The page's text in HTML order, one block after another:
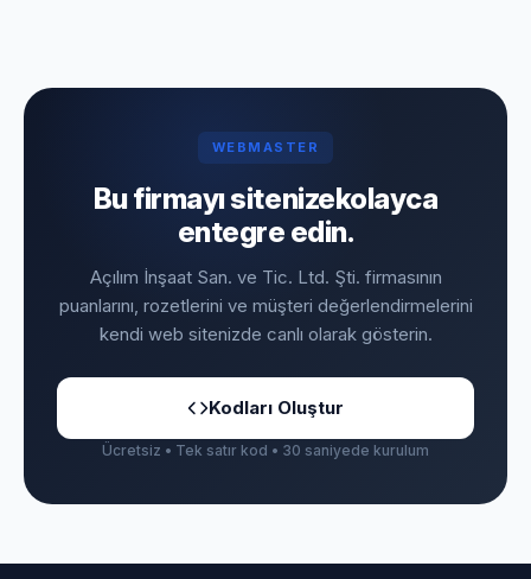
WEBMASTER
Bu firmayı sitenizekolayca
entegre edin.
Açılım İnşaat San. ve Tic. Ltd. Şti. firmasının
puanlarını, rozetlerini ve müşteri değerlendirmelerini
kendi web sitenizde canlı olarak gösterin.
Kodları Oluştur
Ücretsiz • Tek satır kod • 30 saniyede kurulum